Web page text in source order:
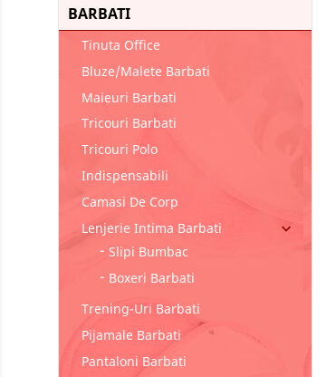
BARBATI
Tinuta Office
Bluze/malete Barbati
Maieuri Barbati
Tricouri Barbati
Tricouri Polo
Indispensabili
Camasi De Corp
Lenjerie Intima Barbati

Slipi Bumbac
Boxeri Barbati
Trening-Uri Barbati
Pijamale Barbati
Pantaloni Barbati